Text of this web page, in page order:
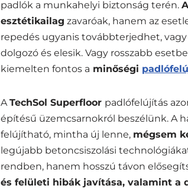
padlók a munkahelyi biztonság terén.
esztétikailag zavaróak, hanem az
repedés ugyanis továbbterjedhet,
dolgozó és elesik. Vagy rosszabb
kiemelten fontos a minőségi
ATechSol Superfloor padlófelújítás
építésű üzemcsarnokról beszélünk. A
felújítható, mintha új lenne, mégsem
legújabb betoncsiszolási
rendben, hanem hosszú távon
és felületi hibák javítása, valamint a